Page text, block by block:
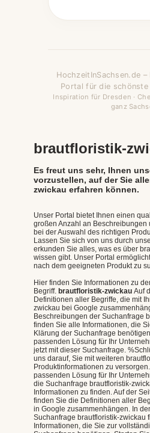
HochzeitInSachsen.de
Portal für die schönste
Inspiration für Dresden ·
ganz
brautfloristik-
Es freut uns sehr, Ihnen
vorzustellen, auf der Sie
zwickau erfahren können.
Unser Portal bietet Ihnen einen
großen Anzahl an Beschreibungen
bei der Auswahl des richtigen
Lassen Sie sich von uns durch
erkunden Sie alles, was es über
wissen gibt. Unser Portal
nach dem geeigneten Produkt zu
Hier finden Sie Informationen zu
Begriff. brautfloristik-zwickau Auf
Definitionen aller Begriffe, die mit
zwickau bei Google
Beschreibungen der Suchanfrage
finden Sie alle Informationen, die
Klärung der Suchanfrage
passenden Lösung für Ihr
jetzt mit dieser Suchanfrage.
uns darauf, Sie mit weiteren
Produktinformationen zu
passenden Lösung für Ihr
die Suchanfrage brautfloristik-
Informationen zu finden. Auf der
finden Sie die Definitionen aller
in Google zusammenhängen. In
Suchanfrage brautfloristik-zwickau
Informationen, die Sie zur